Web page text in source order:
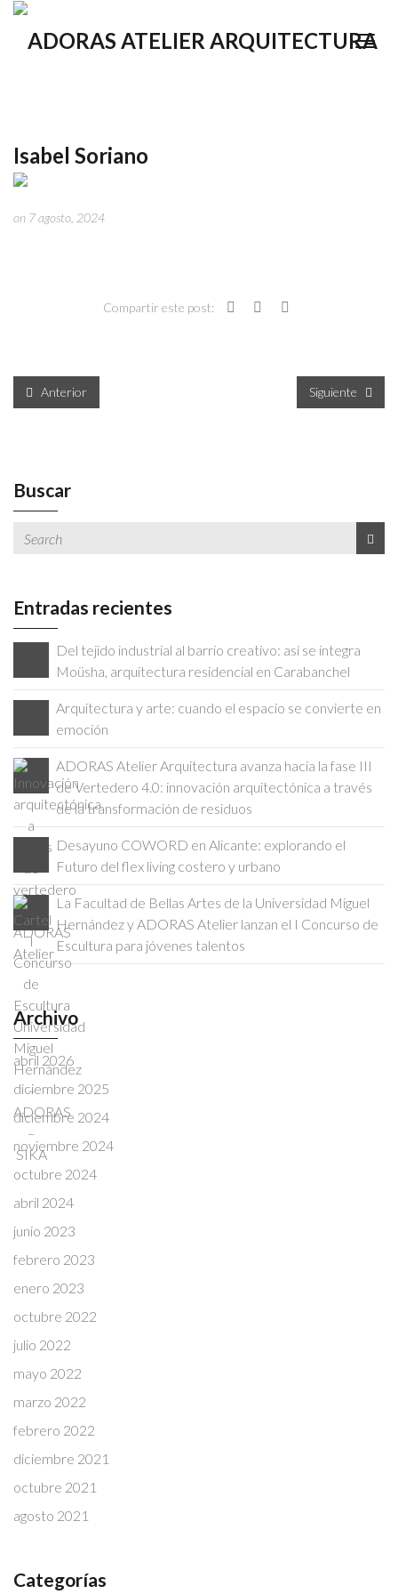
Isabel Soriano
on 7 agosto, 2024
Compartir este post:
Anterior Siguiente
Buscar
Entradas recientes
Del tejido industrial al barrio creativo: así se integra
Moüsha, arquitectura residencial en Carabanchel
Arquitectura y arte: cuando el espacio se convierte en
emoción
ADORAS Atelier Arquitectura avanza hacia la fase III
de Vertedero 4.0: innovación arquitectónica a través
de la transformación de residuos
Desayuno COWORD en Alicante: explorando el
Futuro del flex living costero y urbano
La Facultad de Bellas Artes de la Universidad Miguel
Hernández y ADORAS Atelier lanzan el I Concurso de
Escultura para jóvenes talentos
Archivo
abril 2026
diciembre 2025
diciembre 2024
noviembre 2024
octubre 2024
abril 2024
junio 2023
febrero 2023
enero 2023
octubre 2022
julio 2022
mayo 2022
marzo 2022
febrero 2022
diciembre 2021
octubre 2021
agosto 2021
Categorías